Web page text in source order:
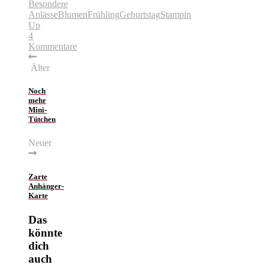
Besondere
AnlässeBlumenFrühlingGeburtstagStampin
Up
4
Kommentare
Älter
Noch
mehr
Mini-
Tütchen
Neuer
Zarte
Anhänger-
Karte
Das
könnte
dich
auch